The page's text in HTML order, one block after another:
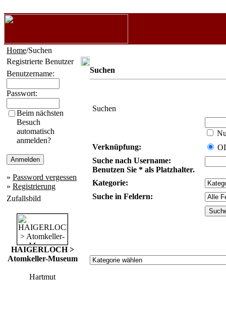
Home/Suchen
Registrierte Benutzer
Benutzername:
Passwort:
Beim nächsten
Besuch
automatisch
anmelden?
» Password vergessen
» Registrierung
Zufallsbild
HAIGERLOCH >
Atomkeller-Museum
Hartmut
Suchen
Suchen
Verknüpfung:
Suche nach Username:
Benutzen Sie * als Platzhalter.
Kategorie:
Suche in Feldern: